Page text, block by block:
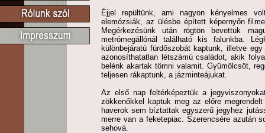
Éjjel repültünk, ami nagyon kényelmes
elemózsiák, az ülésbe épített képernyőn
Megérkezésünk után rögtön bevettük
metrómegállónál található kis falunkba.
különbejáratú fürdőszobát kaptunk, illetve
azonosíthatatlan létszámú családot, akik
belénk akartak tömni valamit. Gyümölcsöt,
teljesen rákaptunk, a jázminteájukat.
Az első nap feltérképeztük a
zökkenőkkel kaptuk meg az előre
haverok sem bíztattak egyszerű jegyhez
merre van a feketepiac. Szerencsére azután
sehová.